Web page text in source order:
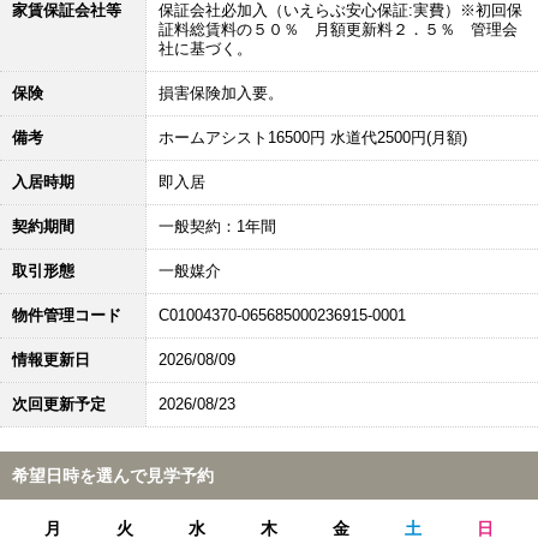
家賃保証会社等
保証会社必加入（いえらぶ安心保証:実費）※初回保
証料総賃料の５０％ 月額更新料２．５％ 管理会
社に基づく。
保険 損害保険加入要。
備考 ホームアシスト16500円 水道代2500円(月額)
入居時期 即入居
契約期間 一般契約：1年間
取引形態 一般媒介
物件管理コード C01004370-065685000236915-0001
情報更新日 2026/08/09
次回更新予定 2026/08/23
希望日時を選んで見学予約
月 火 水 木 金 土 日